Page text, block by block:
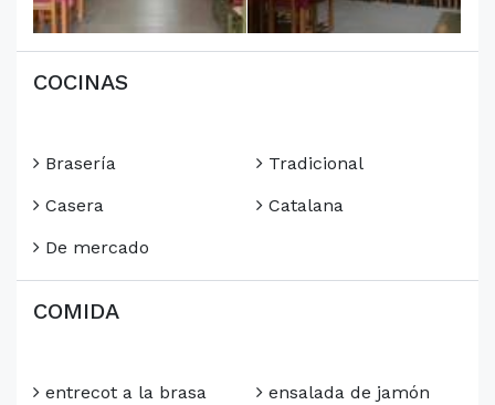
COCINAS
Brasería
Casera
De mercado
Tradicional
Catalana
COMIDA
entrecot a la brasa
ensalada de jamón